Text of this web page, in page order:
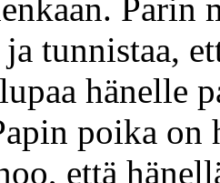
Parin
tunnistaa,
hänelle
poika on
että